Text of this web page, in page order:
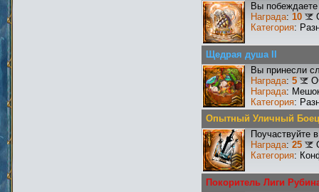
Вы
Награда: 10
Категория:
Щедрая душа II
Вы принесли
Награда: 5
Награда:
Категория:
Опытный Уличный Боец
Поучаствуйте
Награда: 25
Категория:
Покоритель Лиги